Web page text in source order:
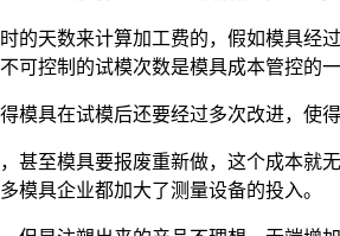
天数来计算加工费的，假如模具经
可控制的试模次数是模具成本管控的一
具在试模后还要经过多次改进，使得
模具要报废重新做，这个成本就
模具企业都加大了测量设备的投入。